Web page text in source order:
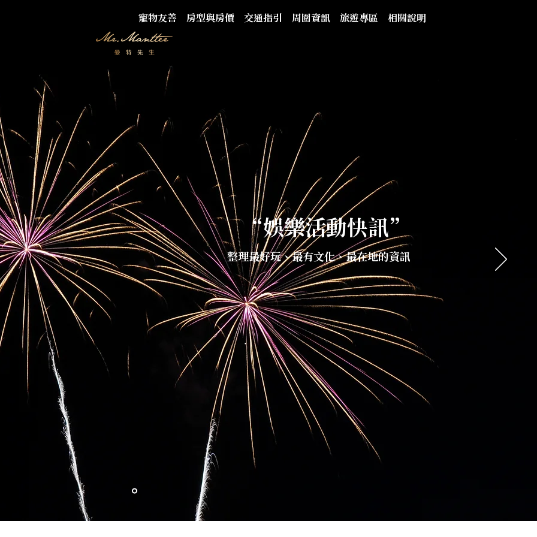
寵物友善 房型與房價 交通指引 周圍資訊 旅遊專區 相關說明
“娛樂活動快訊”
整理最好玩、最有文化、最在地的資訊